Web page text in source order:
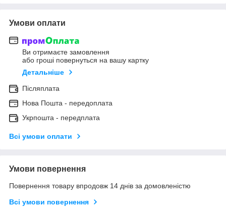
Умови оплати
Ви отримаєте замовлення
або гроші повернуться на вашу картку
Детальніше
Післяплата
Нова Пошта - передоплата
Укрпошта - передплата
Всі умови оплати
Умови повернення
Повернення товару впродовж 14 днів за домовленістю
Всі умови повернення